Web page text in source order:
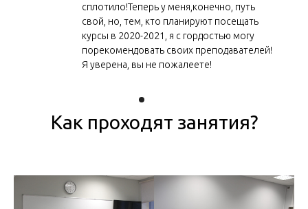
сплотило!Теперь у меня,конечно, путь
свой, но, тем, кто планируют посещать
курсы в 2020-2021, я с гордостью могу
порекомендовать своих преподавателей!
Я уверена, вы не пожалеете!
Как проходят занятия?